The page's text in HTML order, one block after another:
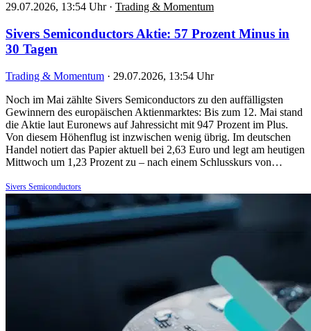
29.07.2026, 13:54 Uhr · Trading & Momentum
Sivers Semiconductors Aktie: 57 Prozent Minus in
30 Tagen
Trading & Momentum · 29.07.2026, 13:54 Uhr
Noch im Mai zählte Sivers Semiconductors zu den auffälligsten
Gewinnern des europäischen Aktienmarktes: Bis zum 12. Mai stand
die Aktie laut Euronews auf Jahressicht mit 947 Prozent im Plus.
Von diesem Höhenflug ist inzwischen wenig übrig. Im deutschen
Handel notiert das Papier aktuell bei 2,63 Euro und legt am heutigen
Mittwoch um 1,23 Prozent zu – nach einem Schlusskurs von…
Sivers Semiconductors